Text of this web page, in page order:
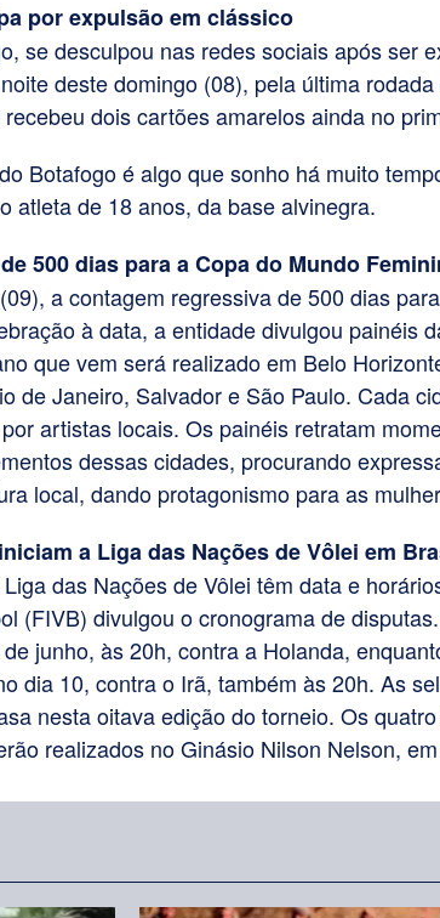
por expulsão em clássico
se desculpou nas redes sociais após ser
deste domingo (08), pela última rodada
dois cartões amarelos ainda no
Botafogo é algo que sonho há muito
atleta de 18 anos, da base alvinegra.
500 dias para a Copa do Mundo
a contagem regressiva de 500 dias
à data, a entidade divulgou painéis
que vem será realizado em Belo
de Janeiro, Salvador e São Paulo. Cada
artistas locais. Os painéis retratam
dessas cidades, procurando
local, dando protagonismo para as
a Liga das Nações de Vôlei em
das Nações de Vôlei têm data e
(FIVB) divulgou o cronograma de
junho, às 20h, contra a Holanda,
dia 10, contra o Irã, também às 20h. As
nesta oitava edição do torneio. Os
realizados no Ginásio Nilson Nelson,